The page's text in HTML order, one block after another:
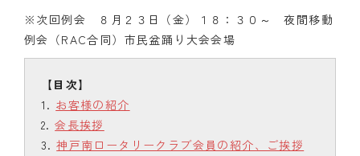
※次回例会 ８月２３日（金）１８：３０～ 夜間移動
例会（RAC合同）市民盆踊り大会会場
お客様の紹介
会長挨拶
神戸南ロータリークラブ会員の紹介、ご挨拶